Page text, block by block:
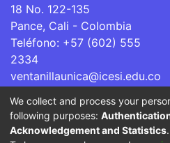
18 No. 122-135
Pance, Cali - Colombia
Teléfono: +57 (602) 555
2334
ventanillaunica@icesi.edu.co
La Universidad Icesi es una
Superior que se encuentra
We collect and process your
following purposes:
Acknowledgement and Statistics.